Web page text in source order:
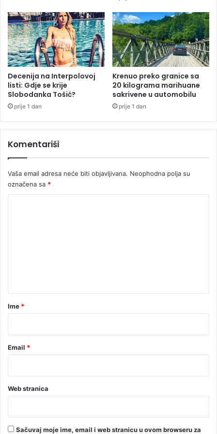
e
t
a
B
a
n
j
o
j
L
u
c
i
Decenija na Interpolovoj
listi: Gdje se krije
Slobodanka Tošić?
prije 1 dan
Krenuo preko granice sa
20 kilograma marihuane
sakrivene u automobilu
prije 1 dan
Komentariši
Vaša email adresa neće biti objavljivana. Neophodna polja su
označena sa *
rIme *
Email *
Web stranica
Sačuvaj moje ime, email i web stranicu u ovom browseru za